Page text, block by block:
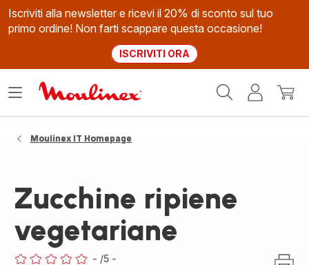
Iscriviti alla newsletter e ricevi il 20% di sconto sul tuo
primo ordine! Non farti scappare questa occasione!
ISCRIVITI ORA
Il
Apri
Moulinex IT Homepage
Zucchine ripiene
vegetariane
- /5 -